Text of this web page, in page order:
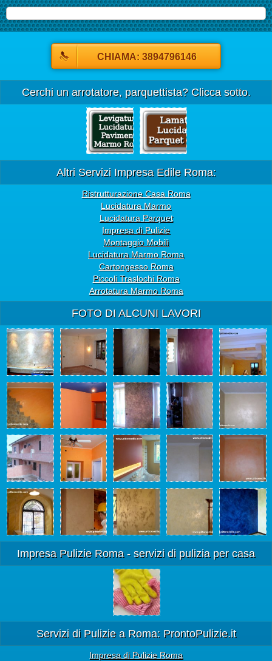
CHIAMA: 3894796146
Cerchi un arrotatore, parquettista? Clicca sotto.
Altri Servizi Impresa Edile Roma:
Ristrutturazione Casa Roma
Lucidatura Marmo
Lucidatura Parquet
Impresa di Pulizie
Montaggio Mobili
Lucidatura Marmo Roma
Cartongesso Roma
Piccoli Traslochi Roma
Arrotatura Marmo Roma
FOTO DI ALCUNI LAVORI
Impresa Pulizie Roma - servizi di pulizia per casa
Servizi di Pulizie a Roma: ProntoPulizie.it
Impresa di Pulizie Roma